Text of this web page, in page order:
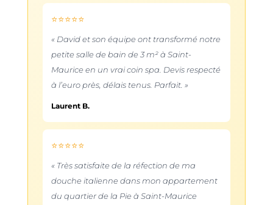
⭐⭐⭐⭐⭐
« David et son équipe ont transformé notre
petite salle de bain de 3 m² à Saint-
Maurice en un vrai coin spa. Devis respecté
à l’euro près, délais tenus. Parfait. »
Laurent B.
⭐⭐⭐⭐⭐
« Très satisfaite de la réfection de ma
douche italienne dans mon appartement
du quartier de la Pie à Saint-Maurice